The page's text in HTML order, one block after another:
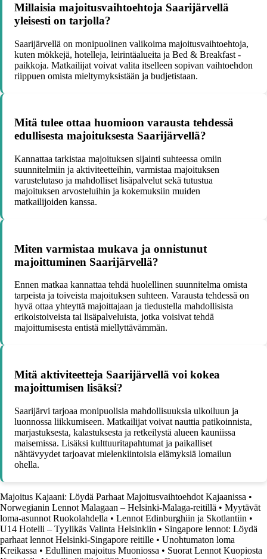
Millaisia majoitusvaihtoehtoja Saarijärvellä
yleisesti on tarjolla?
Saarijärvellä on monipuolinen valikoima majoitusvaihtoehtoja,
kuten mökkejä, hotelleja, leirintäalueita ja Bed & Breakfast -
paikkoja. Matkailijat voivat valita itselleen sopivan vaihtoehdon
riippuen omista mieltymyksistään ja budjetistaan.
Mitä tulee ottaa huomioon varausta tehdessä
edullisesta majoituksesta Saarijärvellä?
Kannattaa tarkistaa majoituksen sijainti suhteessa omiin
suunnitelmiin ja aktiviteetteihin, varmistaa majoituksen
varustelutaso ja mahdolliset lisäpalvelut sekä tutustua
majoituksen arvosteluihin ja kokemuksiin muiden
matkailijoiden kanssa.
Miten varmistaa mukava ja onnistunut
majoittuminen Saarijärvellä?
Ennen matkaa kannattaa tehdä huolellinen suunnitelma omista
tarpeista ja toiveista majoituksen suhteen. Varausta tehdessä on
hyvä ottaa yhteyttä majoittajaan ja tiedustella mahdollisista
erikoistoiveista tai lisäpalveluista, jotka voisivat tehdä
majoittumisesta entistä miellyttävämmän.
Mitä aktiviteetteja Saarijärvellä voi kokea
majoittumisen lisäksi?
Saarijärvi tarjoaa monipuolisia mahdollisuuksia ulkoiluun ja
luonnossa liikkumiseen. Matkailijat voivat nauttia patikoinnista,
marjastuksesta, kalastuksesta ja retkeilystä alueen kauniissa
maisemissa. Lisäksi kulttuuritapahtumat ja paikalliset
nähtävyydet tarjoavat mielenkiintoisia elämyksiä lomailun
ohella.
Majoitus Kajaani: Löydä Parhaat Majoitusvaihtoehdot Kajaanissa •
Norwegianin Lennot Malagaan – Helsinki-Malaga-reitillä • Myytävät
loma-asunnot Ruokolahdella • Lennot Edinburghiin ja Skotlantiin •
U14 Hotelli – Tyylikäs Valinta Helsinkiin • Singapore lennot: Löydä
parhaat lennot Helsinki-Singapore reitille • Unohtumaton loma
Kreikassa • Edullinen majoitus Muoniossa • Suorat Lennot Kuopiosta